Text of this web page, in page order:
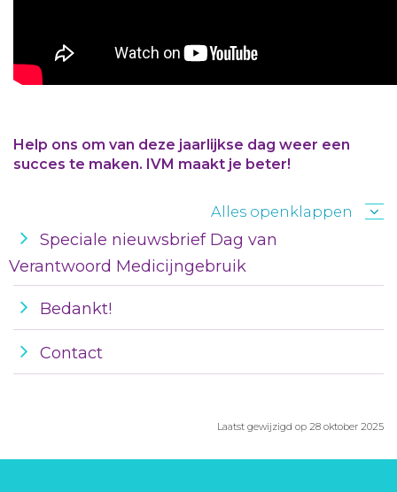
Help ons om van deze jaarlijkse dag weer een
succes te maken. IVM maakt je beter!
Alles openklappen
Speciale nieuwsbrief Dag van
Verantwoord Medicijngebruik
Bedankt!
Contact
Laatst gewijzigd op 28 oktober 2025